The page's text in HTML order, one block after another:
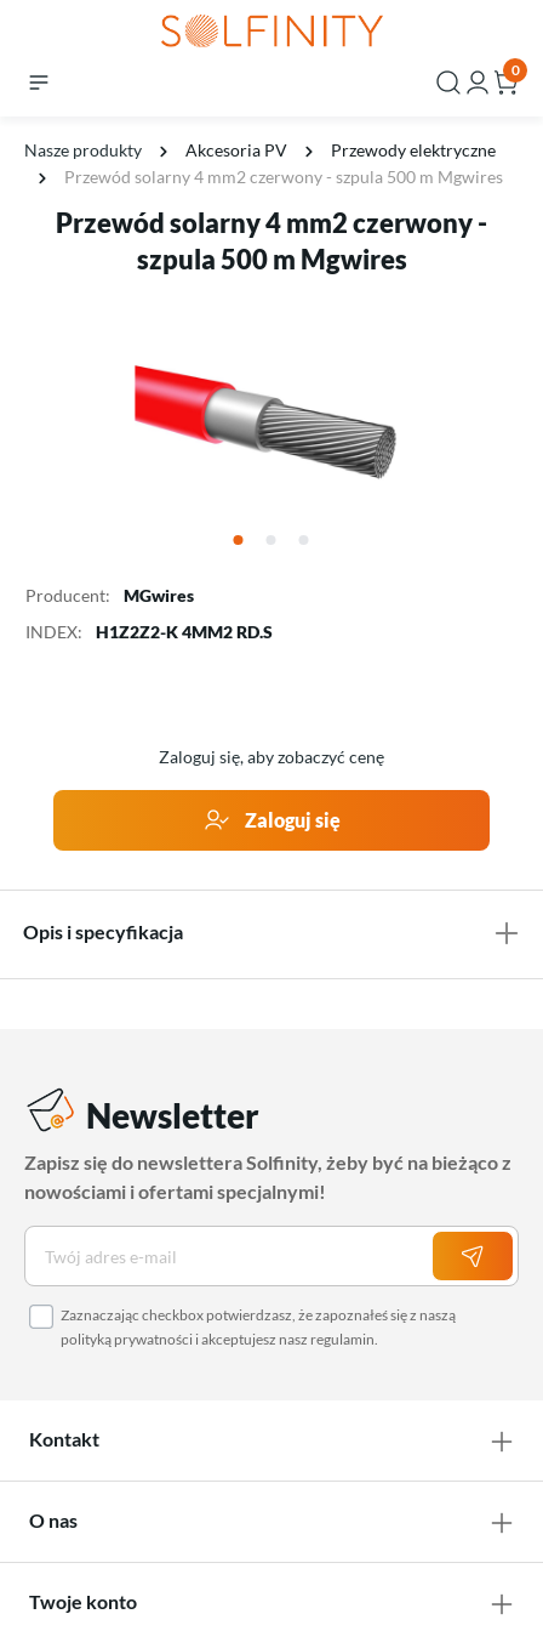
0
Nasze produkty Akcesoria PV
Przewody elektryczne
Przewód solarny 4 mm2 czerwony - szpula 500 m Mgwires
Przewód solarny 4 mm2 czerwony -
szpula 500 m Mgwires
Producent:
MGwires
INDEX:
H1Z2Z2-K 4MM2 RD.S
Zaloguj się, aby zobaczyć cenę
Zaloguj się
Opis i specyfikacja
Newsletter
Zapisz się do newslettera Solfinity, żeby być na bieżąco z
nowościami i ofertami specjalnymi!
Zaznaczając checkbox potwierdzasz, że zapoznałeś się z naszą
polityką prywatności i akceptujesz nasz regulamin.
Kontakt
O nas
Twoje konto